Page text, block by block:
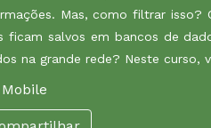
Mas, como filtrar isso?
ficam salvos em bancos de
na grande rede? Neste curso,
Mobile